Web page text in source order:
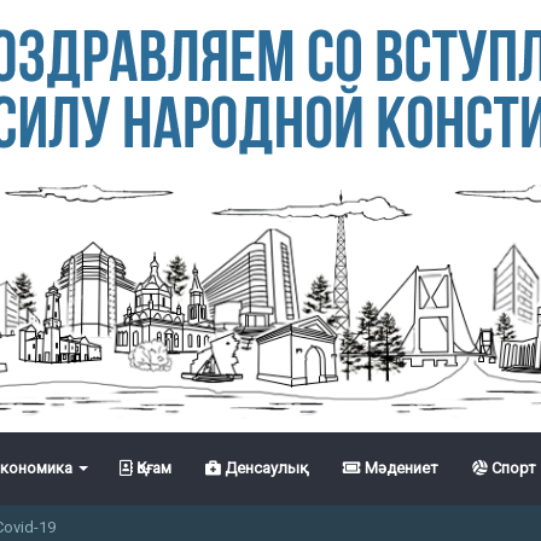
Қоғам Денсаулық Мәдениет Спорт
19